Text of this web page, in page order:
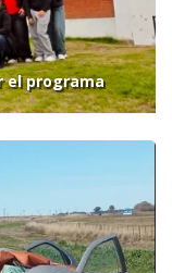
el programa